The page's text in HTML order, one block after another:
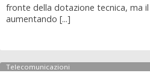
fronte della dotazione tecnica, ma il
aumentando [...]
Telecomunicazioni